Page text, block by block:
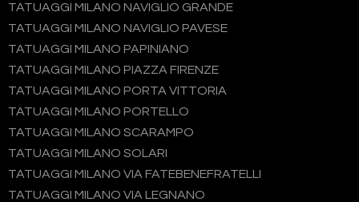
TATUAGGI MILANO NAVIGLIO GRANDE
TATUAGGI MILANO NAVIGLIO PAVESE
TATUAGGI MILANO PAPINIANO
TATUAGGI MILANO PIAZZA FIRENZE
TATUAGGI MILANO PORTA VITTORIA
TATUAGGI MILANO PORTELLO
TATUAGGI MILANO SCARAMPO
TATUAGGI MILANO SOLARI
TATUAGGI MILANO VIA FATEBENEFRATELLI
TATUAGGI MILANO VIA LEGNANO